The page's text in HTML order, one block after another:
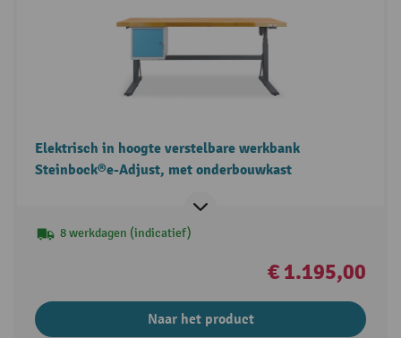
Elektrisch in hoogte verstelbare werkbank
Steinbock®e-Adjust, met onderbouwkast
8 werkdagen (indicatief)
€ 1.195,00
Naar het product